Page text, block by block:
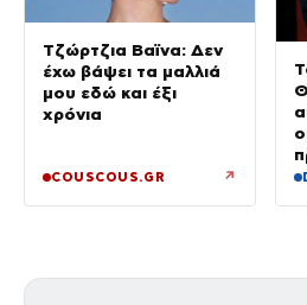
Τζώρτζια Βαϊνα: Δεν
έχω βάψει τα μαλλιά
μου εδώ και έξι
χρόνια
COUSCOUS.GR ↗